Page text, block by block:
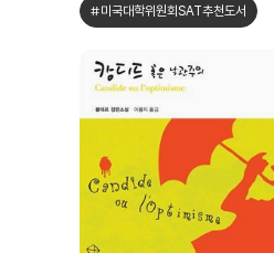
#미국대학위원회SAT추천도서